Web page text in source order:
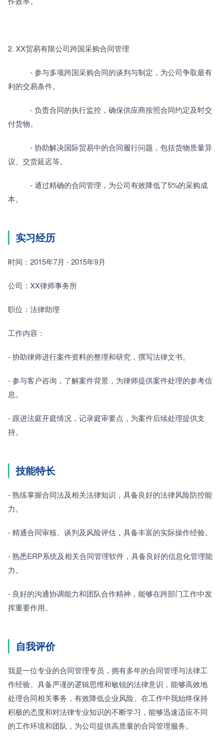
2. XX贸易有限公司跨国采购合同管理
- 参与多项跨国采购合同的谈判与制定，为公司争取最有
利的交易条件。
- 负责合同的执行监控，确保供应商按照合同约定及时交
付货物。
- 协助解决国际贸易中的合同履行问题，包括货物质量异
议、交货延迟等。
- 通过精确的合同管理，为公司有效降低了5%的采购成
本。
实习经历
时间：2015年7月 - 2015年9月
公司：XX律师事务所
职位：法律助理
工作内容：
- 协助律师进行案件资料的整理和研究，撰写法律文书。
- 参与客户咨询，了解案件背景，为律师提供案件处理的参考信
息。
- 跟进法庭开庭情况，记录庭审要点，为案件后续处理提供支
持。
技能特长
- 熟练掌握合同法及相关法律知识，具备良好的法律风险防控能
力。
- 精通合同审核、谈判及风险评估，具备丰富的实际操作经验。
- 熟悉ERP系统及相关合同管理软件，具备良好的信息化管理能
力。
- 良好的沟通协调能力和团队合作精神，能够在跨部门工作中发
挥重要作用。
自我评价
我是一位专业的合同管理专员，拥有多年的合同管理与法律工
作经验。具备严谨的逻辑思维和敏锐的法律意识，能够高效地
处理合同相关事务，有效降低企业风险。在工作中我始终保持
积极的态度和对法律专业知识的不断学习，能够迅速适应不同
的工作环境和团队，为公司提供高质量的合同管理服务。